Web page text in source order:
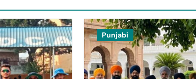
Punjabi